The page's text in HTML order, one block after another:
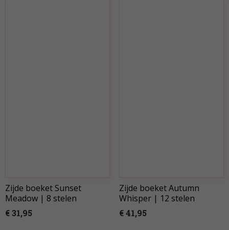
Zijde boeket Sunset
Meadow | 8 stelen
€ 31,95
Zijde boeket Autumn
Whisper | 12 stelen
€ 41,95